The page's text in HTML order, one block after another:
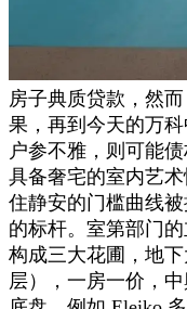
房子典质贷款，然
果，再到今天的万
户参不雅，则可能
具备奢宅的室内艺
住静安的门槛曲线
的标杆。室第部门
构成三大花圃，地
层），一房一价，